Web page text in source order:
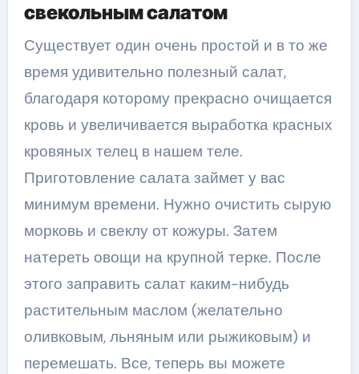
свекольным салатом
Существует один очень простой и в то же
время удивительно полезный салат,
благодаря которому прекрасно очищается
кровь и увеличивается выработка красных
кровяных телец в нашем теле.
Приготовление салата займет у вас
минимум времени. Нужно очистить сырую
морковь и свеклу от кожуры. Затем
натереть овощи на крупной терке. После
этого заправить салат каким-нибудь
растительным маслом (желательно
оливковым, льняным или рыжиковым) и
перемешать. Все, теперь вы можете